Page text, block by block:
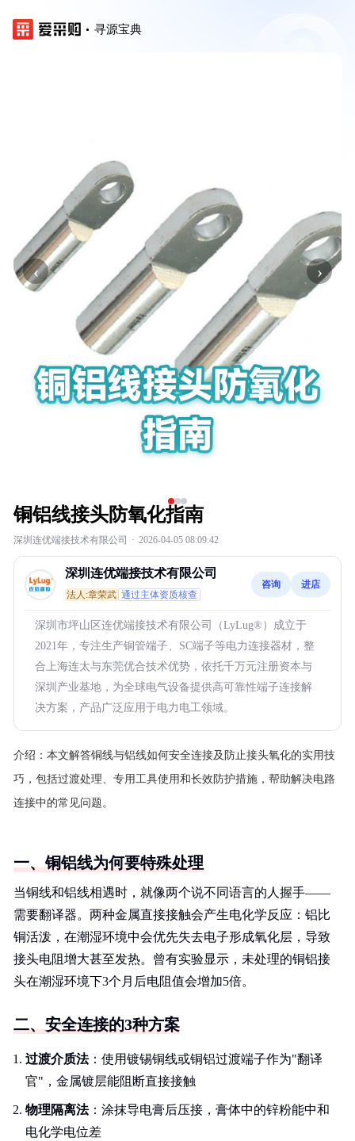
寻源宝典
‹ ›
铜铝线接头防氧化指南
深圳连优端接技术有限公司 · 2026-04-05 08:09:42
深圳连优端接技术有限公司
法人:章荣武 通过主体资质核查
咨询 进店
深圳市坪山区连优端接技术有限公司（LyLug®）成立于
2021年，专注生产铜管端子、SC端子等电力连接器材，整
合上海连太与东莞优合技术优势，依托千万元注册资本与
深圳产业基地，为全球电气设备提供高可靠性端子连接解
决方案，产品广泛应用于电力电工领域。
介绍： 本文解答铜线与铝线如何安全连接及防止接头氧化的实用技
巧，包括过渡处理、专用工具使用和长效防护措施，帮助解决电路
连接中的常见问题。
一、铜铝线为何要特殊处理
当铜线和铝线相遇时，就像两个说不同语言的人握手——
需要翻译器。两种金属直接接触会产生电化学反应：铝比
铜活泼，在潮湿环境中会优先失去电子形成氧化层，导致
接头电阻增大甚至发热。曾有实验显示，未处理的铜铝接
头在潮湿环境下3个月后电阻值会增加5倍。
二、安全连接的3种方案
过渡介质法：使用镀锡铜线或铜铝过渡端子作为"翻译
官"，金属镀层能阻断直接接触
物理隔离法：涂抹导电膏后压接，膏体中的锌粉能中和
电化学电位差